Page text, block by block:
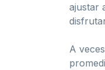
ajustar
A